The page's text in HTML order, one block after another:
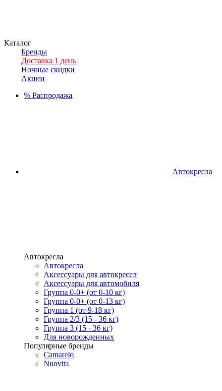
Каталог
Бренды
Доставка 1 день
Ночные скидки
Акции
% Распродажа
Автокресла
Автокресла
Автокресла
Аксессуары для автокресел
Аксессуары для автомобиля
Группа 0-0+ (от 0-10 кг)
Группа 0-0+ (от 0-13 кг)
Группа 1 (от 9-18 кг)
Группа 2/3 (15 - 36 кг)
Группа 3 (15 - 36 кг)
Для новорожденных
Популярные бренды
Camarelo
Nuovita